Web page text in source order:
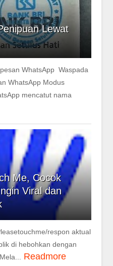
Lewat
WhatsApp Waspada
WhatsApp Modus
mencatut nama
Me, Cocok
Viral dan
respon aktual
di hebohkan dengan
Readmore